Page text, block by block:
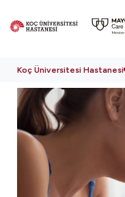
Koç Üniversitesi Hastanesi